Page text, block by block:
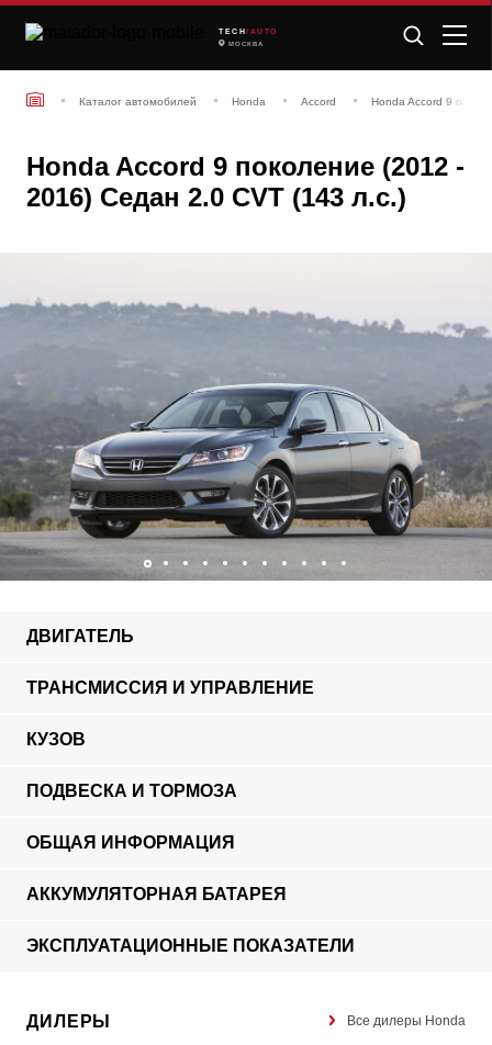
TECH /AUTO
МОСКВА
Каталог автомобилей Honda Accord Honda Accord 9
Honda Accord 9 поколение (2012 -
2016) Седан 2.0 CVT (143 л.с.)
ДВИГАТЕЛЬ
ТРАНСМИССИЯ И УПРАВЛЕНИЕ
КУЗОВ
ПОДВЕСКА И ТОРМОЗА
ОБЩАЯ ИНФОРМАЦИЯ
АККУМУЛЯТОРНАЯ БАТАРЕЯ
ЭКСПЛУАТАЦИОННЫЕ ПОКАЗАТЕЛИ
ДИЛЕРЫ Все дилеры Honda